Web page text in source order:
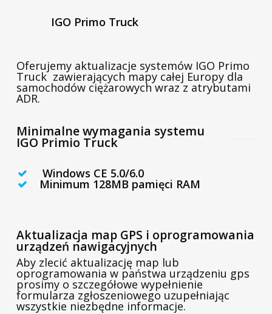
IGO Primo Truck
Oferujemy aktualizacje systemów IGO Primo
Truck zawierających mapy całej Europy dla
samochodów ciężarowych wraz z atrybutami
ADR.
Minimalne wymagania systemu
IGO Primio Truck
Windows CE 5.0/6.0
Minimum 128MB pamięci RAM
Aktualizacja map GPS i oprogramowania
urządzeń nawigacyjnych
Aby zlecić aktualizację map lub
oprogramowania w państwa urządzeniu gps
prosimy o szczegółowe wypełnienie
formularza zgłoszeniowego uzupełniając
wszystkie niezbędne informacje.